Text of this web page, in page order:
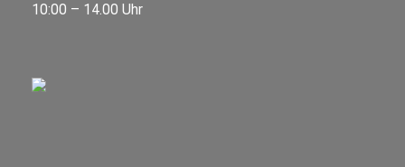
10:00 – 14.00 Uhr